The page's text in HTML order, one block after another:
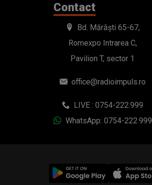
Contact
Bd. Mărăști 65-67,
Romexpo Intrarea C,
Pavilion T, sector 1
office@radioimpuls.ro
LIVE : 0754-222.999
WhatsApp: 0754-222.999